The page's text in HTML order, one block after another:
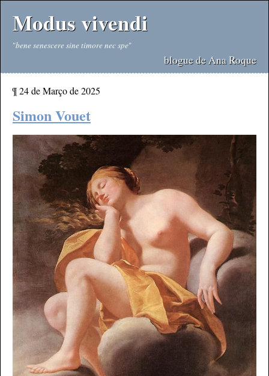
Modus vivendi
"bene senescere sine timore nec spe"
blogue de Ana Roque
¶24 de Março de 2025
Simon Vouet